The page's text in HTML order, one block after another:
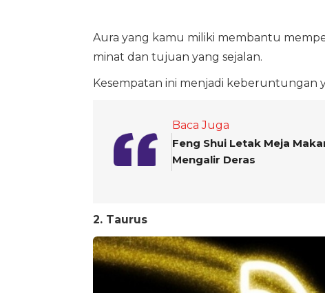
Aura yang kamu miliki membantu
minat dan tujuan yang sejalan.
Kesempatan ini menjadi keberuntungan
Baca Juga
Feng Shui Letak Meja
Mengalir Deras
2. Taurus